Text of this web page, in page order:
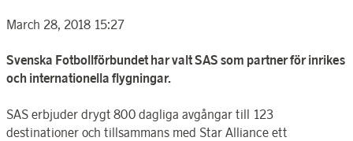
March 28, 2018 15:27
Svenska Fotbollförbundet har valt SAS som partner för inrikes
och internationella flygningar.
SAS erbjuder drygt 800 dagliga avgångar till 123
destinationer och tillsammans med Star Alliance ett